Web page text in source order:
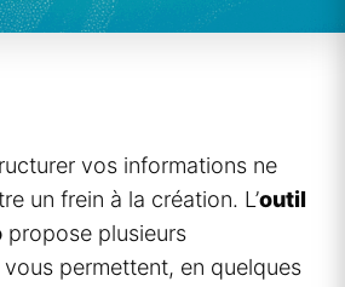
vos informations ne
un frein à la création. L’outil
propose plusieurs
permettent, en quelques